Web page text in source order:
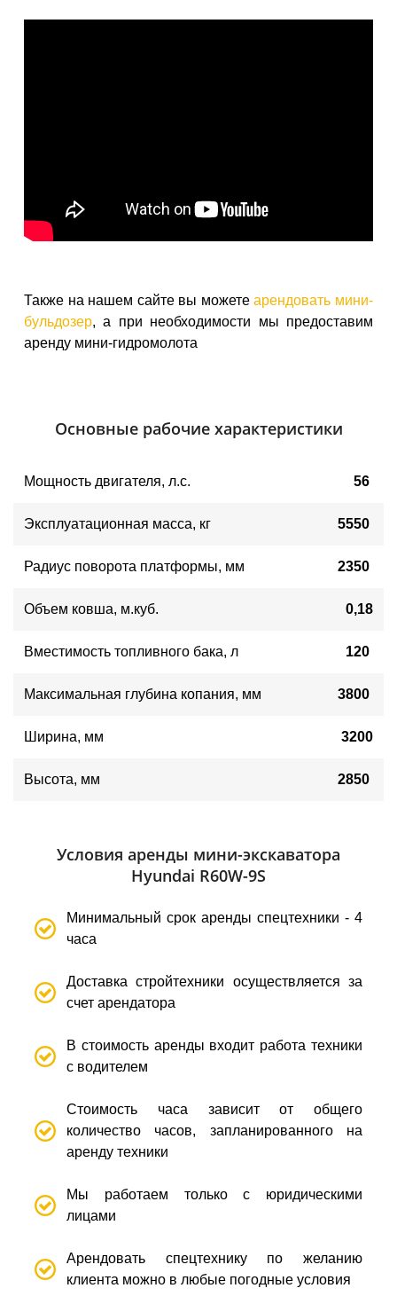
Также на нашем сайте вы можетеарендовать мини-
бульдозер, а при необходимости мы предоставим
аренду мини-гидромолота
Основные рабочие характеристики
Мощность двигателя, л.с. 56
Эксплуатационная масса, кг 5550
Радиус поворота платформы, мм 2350
Объем ковша, м.куб. 0,18
Вместимость топливного бака, л 120
Максимальная глубина копания, мм 3800
Ширина, мм 3200
Высота, мм 2850
Условия аренды мини-экскаватора
Hyundai R60W-9S
Минимальный срок аренды спецтехники - 4
часа
Доставка стройтехники осуществляется за
счет арендатора
В стоимость аренды входит работа техники
с водителем
Стоимость часа зависит от общего
количество часов, запланированного на
аренду техники
Мы работаем только с юридическими
лицами
Арендовать спецтехнику по желанию
клиента можно в любые погодные условия